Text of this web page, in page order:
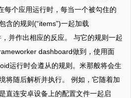
每个应用运行时，每当一个被勾住的
含的规则(“items”)一起加载
并作出相应的反应。 与它的规则一起
dashboard做到，使用面
运行时会遵从的规则。米那般将会生
将随后解析并执行。 例如，它随着加
直连安卓设备上的配置文件一起启